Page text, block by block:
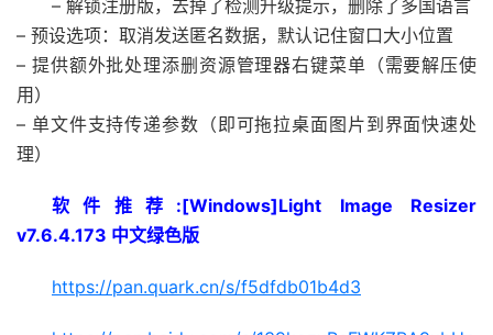
– 解锁注册版，去掉了检测升级提示，删除了多国语言
– 预设选项：取消发送匿名数据，默认记住窗口大小位置
– 提供额外批处理添删资源管理器右键菜单（需要解压使
用）
– 单文件支持传递参数（即可拖拉桌面图片到界面快速处
理）
软件推荐:[Windows]Light Image Resizer
v7.6.4.173 中文绿色版
https://pan.quark.cn/s/f5dfdb01b4d3